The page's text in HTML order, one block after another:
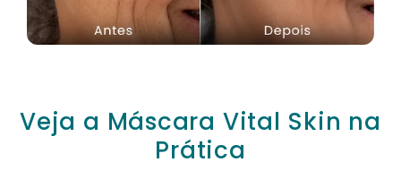
Veja a Máscara Vital Skin na
Prática